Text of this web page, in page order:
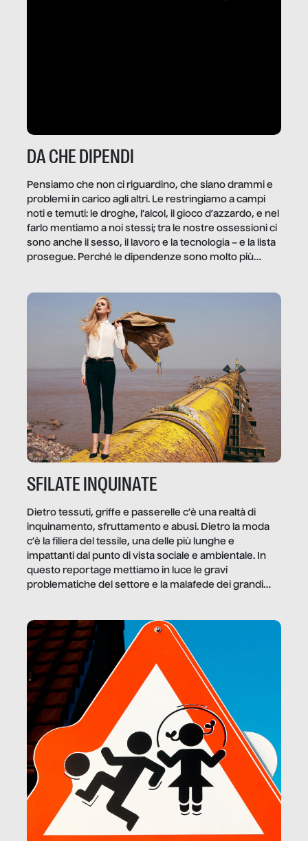
DA CHE DIPENDI
Pensiamo che non ci riguardino, che siano drammi e
problemi in carico agli altri. Le restringiamo a campi
noti e temuti: le droghe, l’alcol, il gioco d’azzardo, e nel
farlo mentiamo a noi stessi; tra le nostre ossessioni ci
sono anche il sesso, il lavoro e la tecnologia – e la lista
prosegue. Perché le dipendenze sono molto più
trae un guadagno. In questo reportage vediamo
quale e come.
SFILATE INQUINATE
Dietro tessuti, griffe e passerelle c’è una realtà di
inquinamento, sfruttamento e abusi. Dietro la moda
c’è la filiera del tessile, una delle più lunghe e
impattanti dal punto di vista sociale e ambientale. In
questo reportage mettiamo in luce le gravi
problematiche del settore e la malafede dei grandi